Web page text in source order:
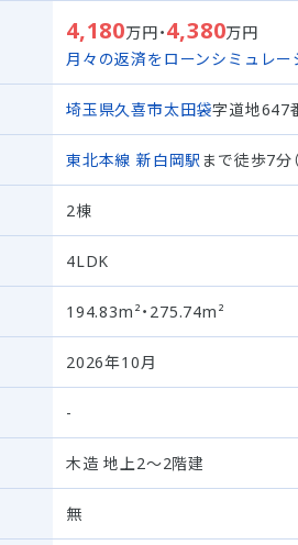
4,180万円・4,380万円
月々の返済をローンシミュレー
埼玉県久喜市太田袋字道地647
東北本線 新白岡駅 まで徒歩7分
2棟
4LDK
194.83m²・275.74m²
2026年10月
-
木造 地上2～2階建
無